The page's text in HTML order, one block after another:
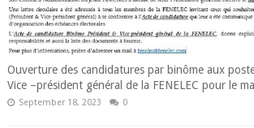
Ouverture des candidatures par binôme aux
Vice –président général de la FENELEC pour le
September 18, 2023 0